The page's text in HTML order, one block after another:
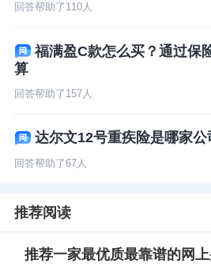
回答帮助了 110人
福满盈C款怎么买？通过保
算
回答帮助了 157人
达尔文12号重疾险是哪家公
回答帮助了67人
推荐阅读
推荐一家最优质最靠谱的网